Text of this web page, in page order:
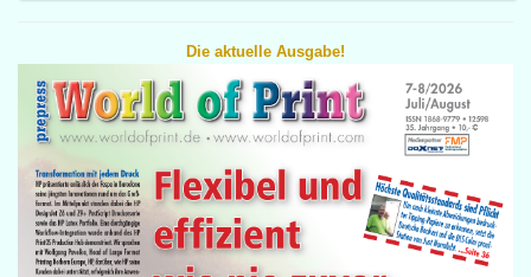
Die aktuelle Ausgabe!